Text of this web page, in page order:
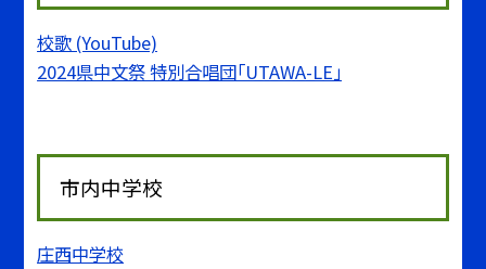
校歌 (YouTube)
2024県中文祭 特別合唱団「UTAWA-LE」
市内中学校
庄西中学校